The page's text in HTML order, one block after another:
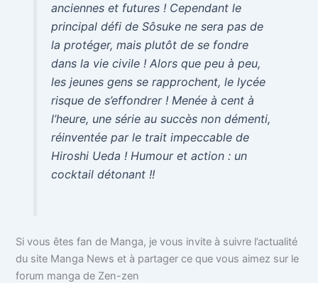
anciennes et futures ! Cependant le
principal défi de Sôsuke ne sera pas de
la protéger, mais plutôt de se fondre
dans la vie civile ! Alors que peu à peu,
les jeunes gens se rapprochent, le lycée
risque de s’effondrer ! Menée à cent à
l’heure, une série au succès non démenti,
réinventée par le trait impeccable de
Hiroshi Ueda ! Humour et action : un
cocktail détonant !!
Si vous êtes fan de Manga, je vous invite à suivre l’actualité
du site Manga News et à partager ce que vous aimez sur le
forum manga de Zen-zen